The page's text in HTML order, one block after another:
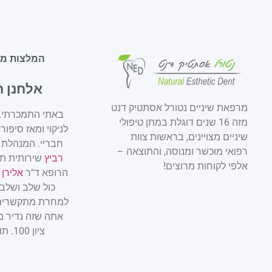
מרפאת שיניים נטורל אסתטיק דנט
מזה 16 שנים דוגלת במתן טיפולי
שיניים מצויינים, בראשות צוות
רפואי מוכשר ומנוסה, והתוצאה –
אלפי לקוחות מרוצים!
המלצות
אלחנן
באתי
לניקוי ומאז
חבריי.
רביץ שירותית
הרופא ד"ראלירן
כול שלב
למחרת
אתה שזה נדיר
ציון 100. תודה רבה